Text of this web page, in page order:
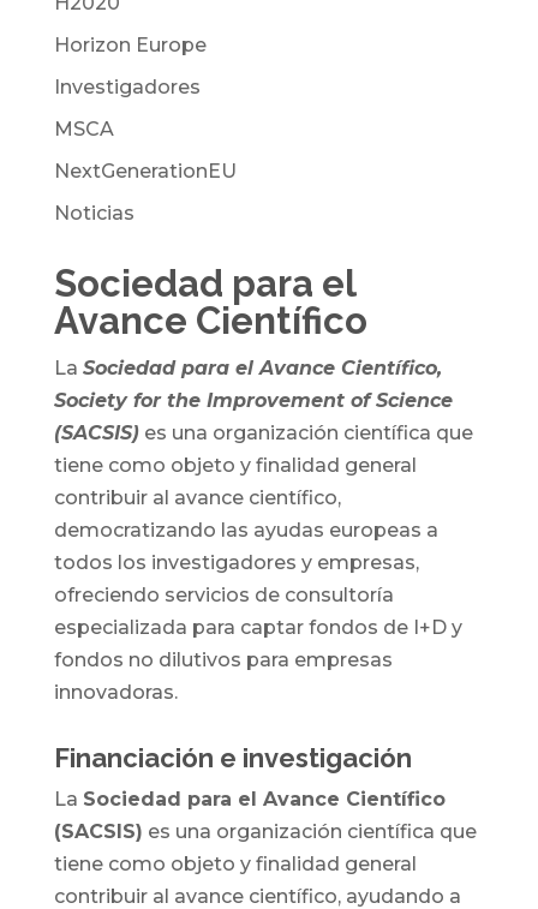
Horizon Europe
Investigadores
MSCA
NextGenerationEU
Noticias
Sociedad para el
Avance Científico
La Sociedad para el Avance Científico,
Society for the Improvement of Science
(SACSIS)es una organización científica que
tiene como objeto y finalidad general
contribuir al avance científico,
democratizando las ayudas europeas a
todos los investigadores y empresas,
ofreciendo servicios de consultoría
especializada para captar fondos de I+D y
fondos no dilutivos para empresas
innovadoras.
Financiación e investigación
La Sociedad para el Avance Científico
(SACSIS) es una organización científica que
tiene como objeto y finalidad general
contribuir al avance científico, ayudando a